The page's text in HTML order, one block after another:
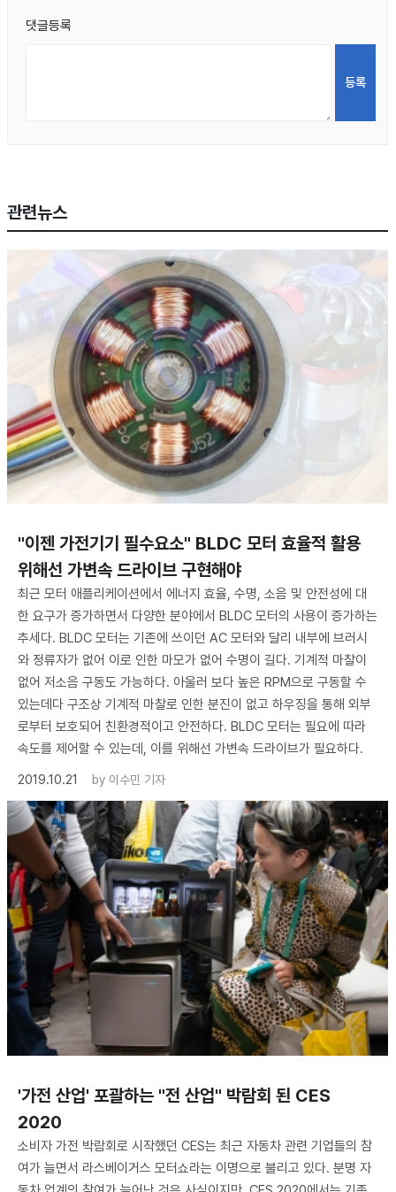
댓글등록
관련뉴스
"이젠 가전기기 필수요소" BLDC 모터 효율적 활용
위해선 가변속 드라이브 구현해야
최근 모터 애플리케이션에서 에너지 효율, 수명, 소음 및 안전성에 대
한 요구가 증가하면서 다양한 분야에서 BLDC 모터의 사용이 증가하는
추세다. BLDC 모터는 기존에 쓰이던 AC 모터와 달리 내부에 브러시
와 정류자가 없어 이로 인한 마모가 없어 수명이 길다. 기계적 마찰이
없어 저소음 구동도 가능하다. 아울러 보다 높은 RPM으로 구동할 수
있는데다 구조상 기계적 마찰로 인한 분진이 없고 하우징을 통해 외부
로부터 보호되어 친환경적이고 안전하다. BLDC 모터는 필요에 따라
속도를 제어할 수 있는데, 이를 위해선 가변속 드라이브가 필요하다.
2019.10.21
by 이수민 기자
'가전 산업' 포괄하는 "전 산업" 박람회 된 CES
2020
소비자 가전 박람회로 시작했던 CES는 최근 자동차 관련 기업들의 참
여가 늘면서 라스베이거스 모터쇼라는 이명으로 불리고 있다. 분명 자